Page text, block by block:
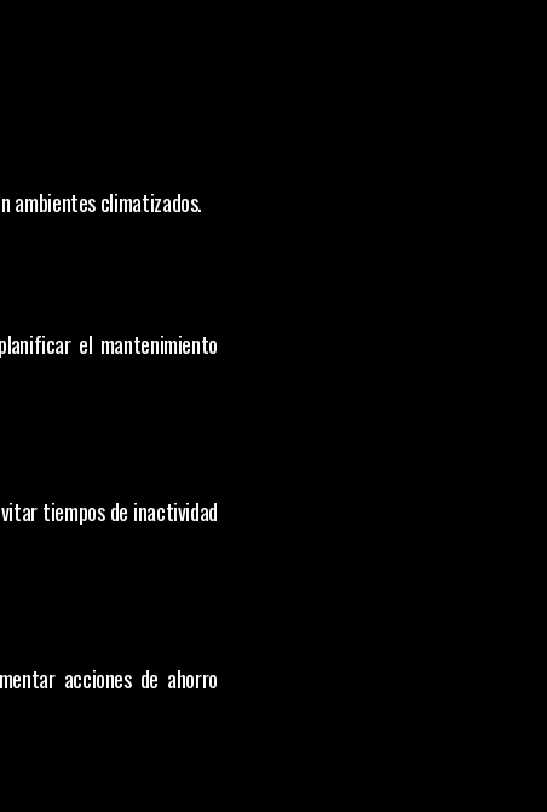
ambientes climatizados.
el mantenimiento
tiempos de inactividad
acciones de ahorro